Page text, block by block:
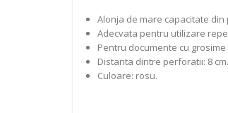
Alonja de mare capacitate
Adecvata pentru utilizare
Pentru documente cu grosime
Distanta dintre perforatii: 8 cm.
Culoare: rosu.